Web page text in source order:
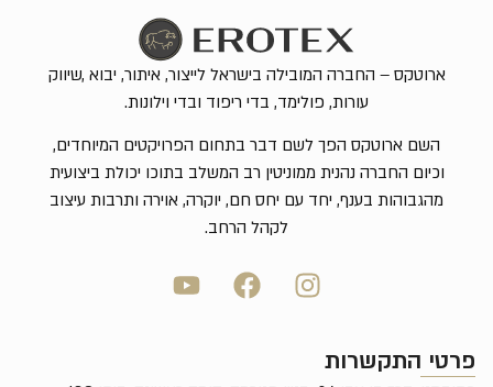
פרטי התקשרות
ארוטקס – החברה המובילה בישראל לייצור, איתור, יבוא ,שיווק
עורות, פולימד, בדי ריפוד ובדי וילונות.
השם ארוטקס הפך לשם דבר בתחום הפרויקטים המיוחדים,
וכיום החברה נהנית ממוניטין רב המשלב בתוכו יכולת ביצועית
מהגבוהות בענף, יחד עם יחס חם, יוקרה, אוירה ותרבות עיצוב
לקהל הרחב.